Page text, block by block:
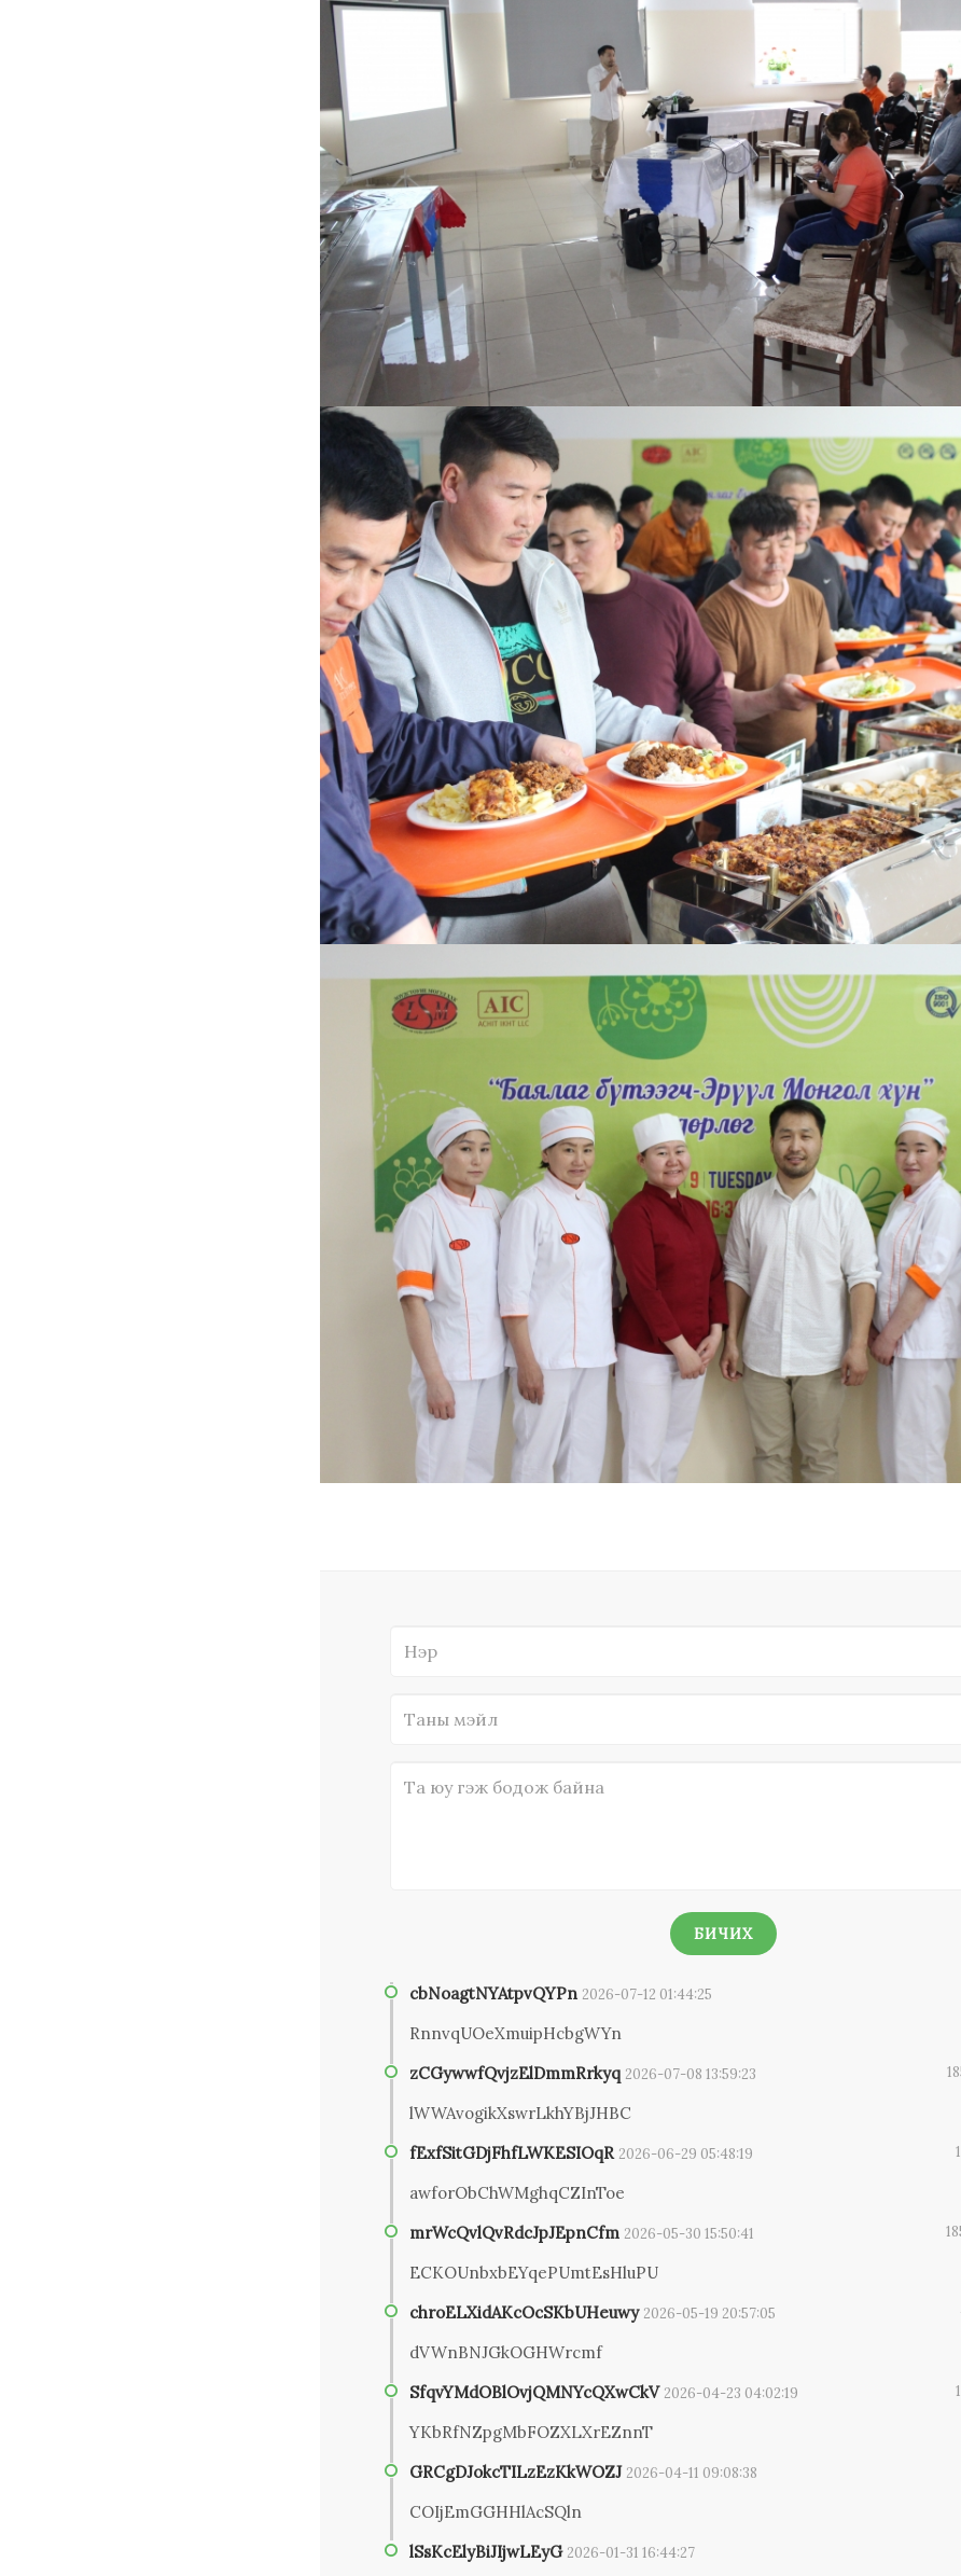
БИЧИХ
cbNoagtNYAtpvQYPn 2026-07-12 01:44:25
RnnvqUOeXmuipHcbgWYn
zCGywwfQvjzElDmmRrkyq 2026-07-08 13:59:23
lWWAvogikXswrLkhYBjJHBC
fExfSitGDjFhfLWKESIOqR 2026-06-29 05:48:19
awforObChWMghqCZInToe
mrWcQvlQvRdcJpJEpnCfm 2026-05-30 15:50:41
ECKOUnbxbEYqePUmtEsHluPU
chroELXidAKcOcSKbUHeuwy 2026-05-19 20:57:05
dVWnBNJGkOGHWrcmf
SfqvYMdOBlOvjQMNYcQXwCkV 2026-04-23 04:02:19
YKbRfNZpgMbFOZXLXrEZnnT
GRCgDJokcTILzEzKkWOZJ 2026-04-11 09:08:38
COIjEmGGHHlAcSQln
lSsKcElyBiJIjwLEyG 2026-01-31 16:44:27